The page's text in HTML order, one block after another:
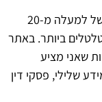
אני רונן הלל, מומחה ניהול מוניטין עם ניסיון של למעלה מ-20
ביותר. באתר
שאני מציע
שלילי, פסקי דין